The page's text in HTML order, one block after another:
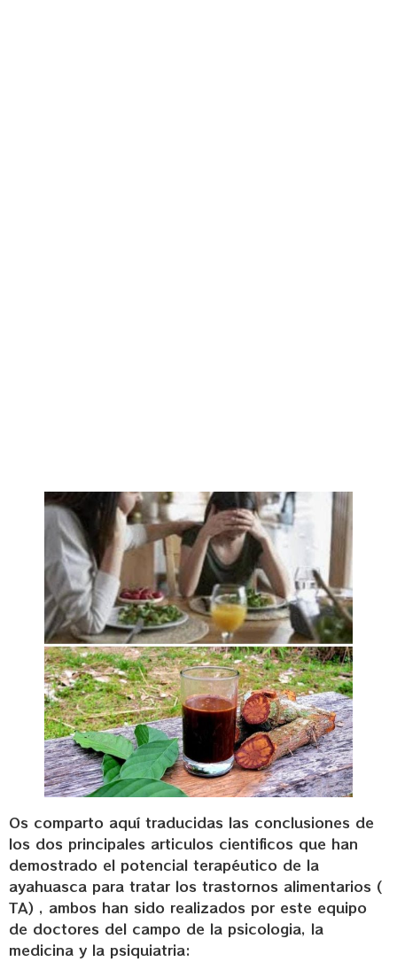
Os comparto aquí traducidas las conclusiones de
los dos principales articulos cientificos que han
demostrado el potencial terapéutico de la
ayahuasca para tratar los trastornos alimentarios (
TA) , ambos han sido realizados por este equipo
de doctores del campo de la psicologia, la
medicina y la psiquiatria: